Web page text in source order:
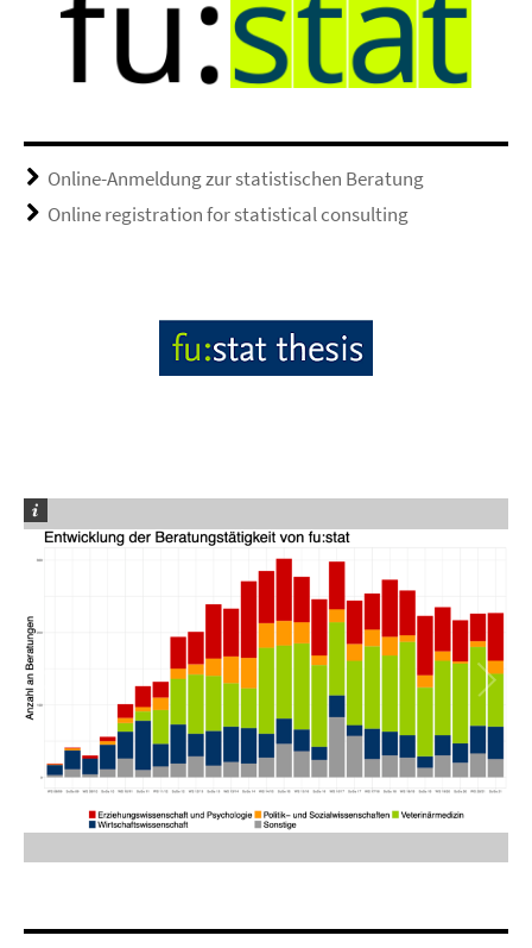
Online-Anmeldung zur statistischen Beratung
Online registration for statistical consulting